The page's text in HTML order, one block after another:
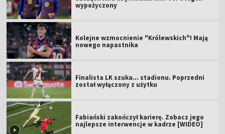
wypożyczony
Kolejne wzmocnienie "Królewskich"! Mają
nowego napastnika
Finalista LK szuka... stadionu. Poprzedni
został wyłączony z użytku
Fabiański zakończył karierę. Zobacz jego
najlepsze interwencje w kadrze [WIDEO]